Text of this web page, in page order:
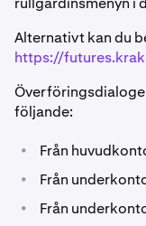
Alternativt kan du
https://
följande:
• Från
• Från
• Från